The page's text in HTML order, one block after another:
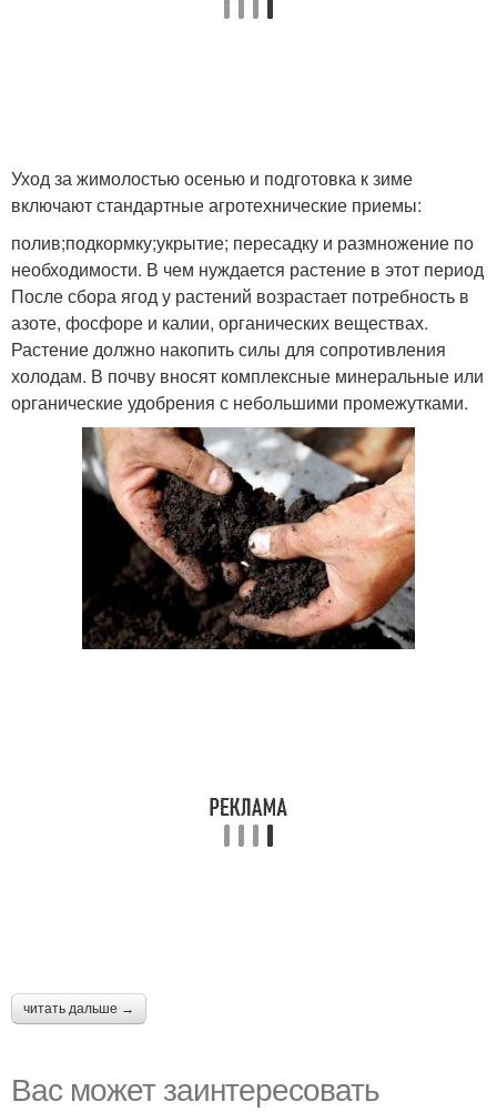
Уход за жимолостью осенью и подготовка к зиме
включают стандартные агротехнические приемы:
полив;подкормку;укрытие; пересадку и размножение по
необходимости. В чем нуждается растение в этот период
После сбора ягод у растений возрастает потребность в
азоте, фосфоре и калии, органических веществах.
Растение должно накопить силы для сопротивления
холодам. В почву вносят комплексные минеральные или
органические удобрения с небольшими промежутками.
читать дальше →
Вас может заинтересовать